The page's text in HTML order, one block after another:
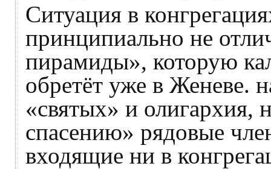
Ситуация в
принципиально не
пирамиды», которую
обретёт уже в Женеве.
«святых» и олигархия,
спасению» рядовые
входящие ни в